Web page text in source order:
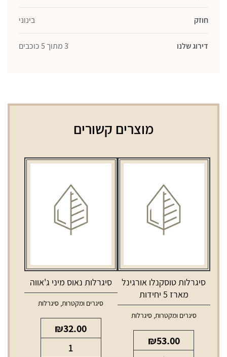
חוזק בינוני
דירוג שלנו 3 מתוך 5 כוכבים
מוצרים קשורים
סיגרלות טוסקנלו אורגינל
מארז 5 יחידות
סיגרים ומקטרות,סיגרלות
₪53.00
סיגרלות נאוס מיני ג'אווה
סיגרים ומקטרות, סיגרלות
₪32.00